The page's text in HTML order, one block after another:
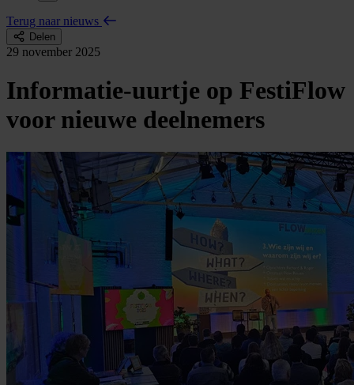
Terug naar nieuws
Delen
29 november 2025
Informatie-uurtje op FestiFlow
voor nieuwe deelnemers